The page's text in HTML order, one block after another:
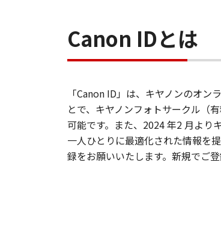
Canon IDとは
「Canon ID」は、キヤノンのオ
とで、キヤノンフォトサークル（
可能です。また、2024 年2 月より
一人ひとりに最適化された情報を
録をお願いいたします。新規でご